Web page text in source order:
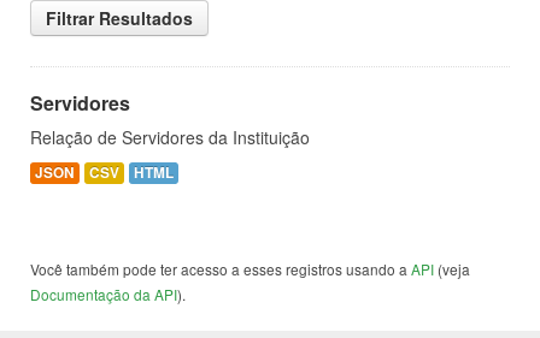
Filtrar Resultados
Servidores
Relação de Servidores da Instituição
JSON CSV HTML
Você também pode ter acesso a esses registros usando a API (veja
Documentação da API).